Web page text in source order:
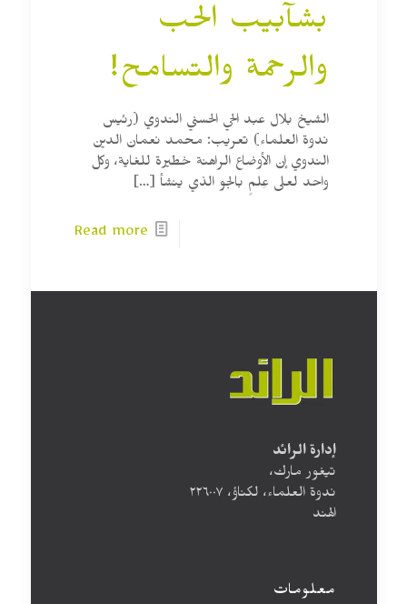
بشآبيب الحب
والرحمة والتسامح!
الشيخ بلال عبد الحي الحسني الندوي (رئيس
ندوة العلماء) تعريب: محمد نعمان الدين
الندوي إن الأوضاع الراهنة خطيرة للغاية، وكل
واحد لعلى عِلمٍ بالجو الذي ينشأ […]
Read more
إدارة الرائد
تيغور مارك،
ندوة العلماء، لكناؤ، ۲۲٦۰۰۷
الهند
معلومات